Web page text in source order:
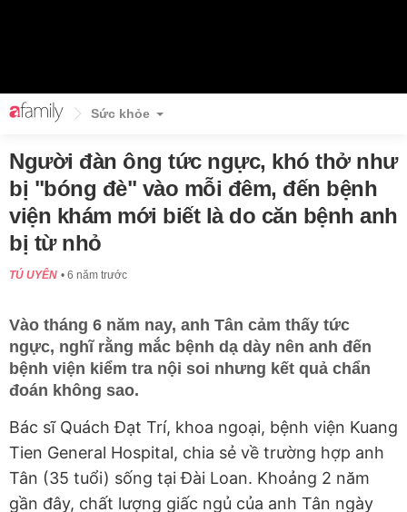
Sức khỏe
Người đàn ông tức ngực, khó thở như
bị "bóng đè" vào mỗi đêm, đến bệnh
viện khám mới biết là do căn bệnh anh
bị từ nhỏ
TÚ UYÊN 6 năm trước
Vào tháng 6 năm nay, anh Tân cảm thấy tức
ngực, nghĩ rằng mắc bệnh dạ dày nên anh đến
bệnh viện kiểm tra nội soi nhưng kết quả chẩn
đoán không sao.
Bác sĩ Quách Đạt Trí, khoa ngoại, bệnh viện Kuang
Tien General Hospital, chia sẻ về trường hợp anh
Tân (35 tuổi) sống tại Đài Loan. Khoảng 2 năm
gần đây, chất lượng giấc ngủ của anh Tân ngày